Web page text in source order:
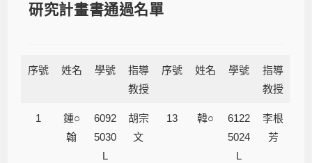
研究計畫書通過名單
序號 姓名 學號
指導
教授
序號 姓名 學號
指導
教授
1
鍾○
翰
6092
5030
L
胡宗
文
13 韓○
6122
5024
L
李根
芳